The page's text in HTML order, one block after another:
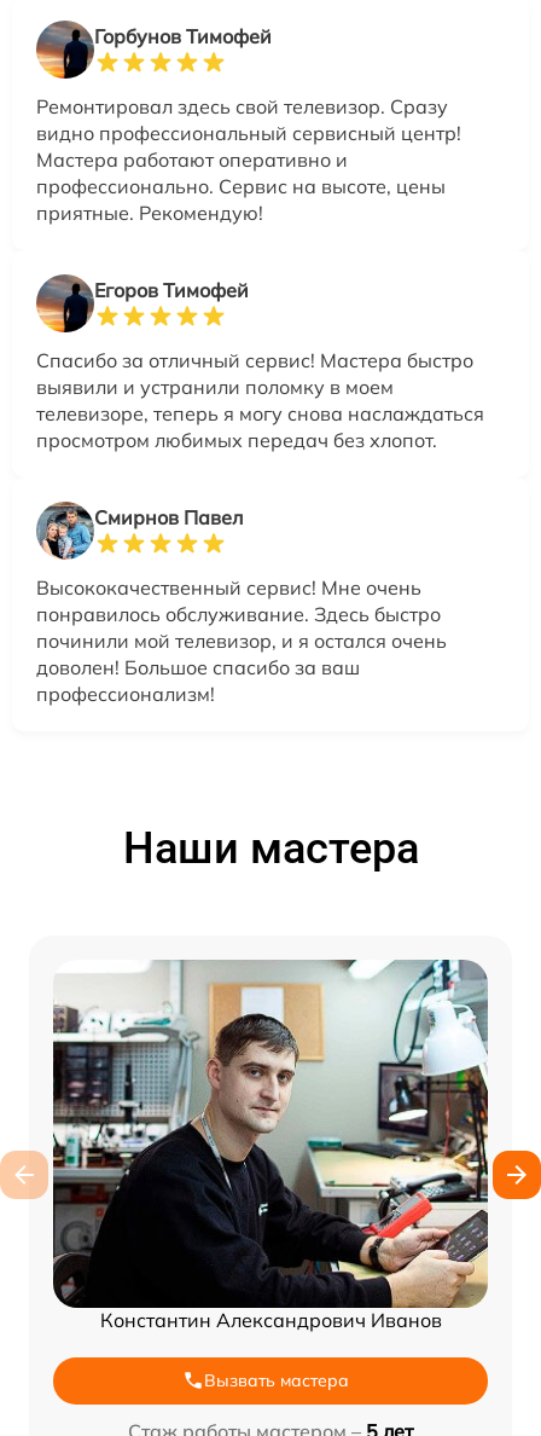
Горбунов Тимофей
Ремонтировал здесь свой телевизор. Сразу
видно профессиональный сервисный центр!
Мастера работают оперативно и
профессионально. Сервис на высоте, цены
приятные. Рекомендую!
Егоров Тимофей
Спасибо за отличный сервис! Мастера быстро
выявили и устранили поломку в моем
телевизоре, теперь я могу снова наслаждаться
просмотром любимых передач без хлопот.
Смирнов Павел
Высококачественный сервис! Мне очень
понравилось обслуживание. Здесь быстро
починили мой телевизор, и я остался очень
доволен! Большое спасибо за ваш
профессионализм!
Наши мастера
Константин Александрович Иванов
Вызвать мастера
Стаж работы мастером – 5 лет